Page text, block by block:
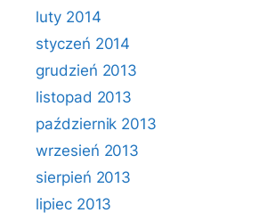
luty 2014
styczeń 2014
grudzień 2013
listopad 2013
październik 2013
wrzesień 2013
sierpień 2013
lipiec 2013